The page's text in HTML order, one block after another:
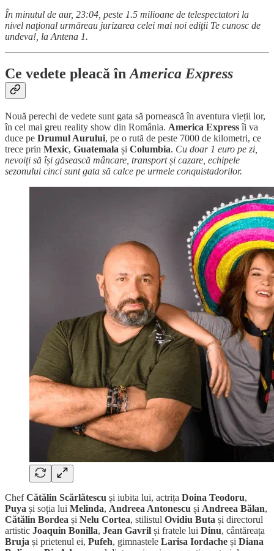
În minutul de aur, 23:04, peste 1.5 milioane de telespectatori la
nivel naţional urmăreau jurizarea celei mai noi ediţii Te cunosc de
undeva!, la Antena 1.
Ce vedete pleacă în America Express
Nouă perechi de vedete sunt gata să pornească în aventura vieții lor,
în cel mai greu reality show din România. America Expressîi va
duce pe Drumul Aurului, pe o rută de peste 7000 de kilometri, ce
trece prin Mexic, Guatemala și Columbia. Cu doar 1 euro pe zi,
nevoiți să își găsească mâncare, transport și cazare, echipele
sezonului cinci sunt gata să calce pe urmele conquistadorilor.
ChefCătălin Scărlătescu și iubita lui, actrița Doina Teodoru,
Puya și soția lui Melinda, Andreea Antonescu și Andreea Bălan,
Cătălin Bordea și Nelu Cortea, stilistul Ovidiu Buta și directorul
artistic Joaquin Bonilla, Jean Gavril și fratele lui Dinu, cântăreața
Bruja și prietenul ei, Pufeh, gimnastele Larisa Iordache și Diana